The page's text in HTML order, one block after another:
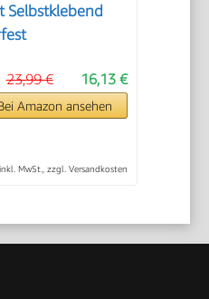
Selbstklebend
16,13 €
23,99 €
Amazon ansehen
MwSt., zzgl. Versandkosten